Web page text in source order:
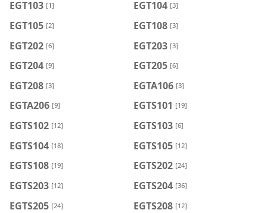
EGT103 [1] EGT104 [3]
EGT105 [2] EGT108 [3]
EGT202 [6] EGT203 [3]
EGT204 [9] EGT205 [6]
EGT208 [3] EGTA106 [3]
EGTA206 [9] EGTS101 [19]
EGTS102 [12] EGTS103 [6]
EGTS104 [18] EGTS105 [12]
EGTS108 [19] EGTS202 [24]
EGTS203 [12] EGTS204 [36]
EGTS205 [24] EGTS208 [12]